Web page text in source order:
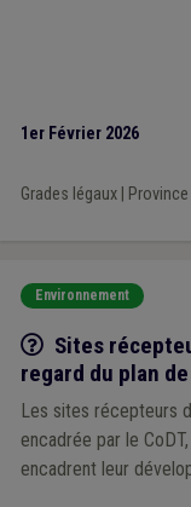
1er Février 2026
Grades légaux| Province
Environnement
Q/R
Sites
regard du plan
Les sites récepteurs
encadrée par le
encadrent leur